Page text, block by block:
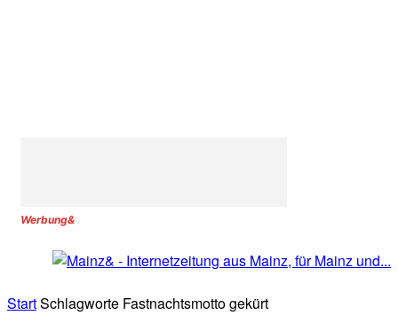
Werbung&
StartSchlagworte Fastnachtsmotto gekürt